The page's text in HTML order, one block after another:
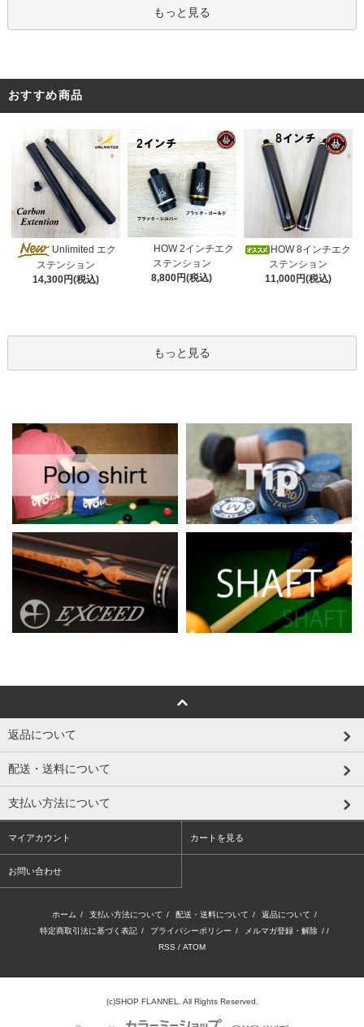
もっと見る
おすすめ商品
Unlimited エク
ステンション
14,300円(税込)
HOW 2インチエク
ステンション
8,800円(税込)
HOW 8インチエク
ステンション
11,000円(税込)
もっと見る
返品について
配送・送料について
支払い方法について
マイアカウント カートを見る
お問い合わせ
ホーム / 支払い方法について / 配送・送料について / 返品について /
特定商取引法に基づく表記 / プライバシーポリシー / メルマガ登録・解除 / /
RSS / ATOM
(c)SHOP FLANNEL. All Rights Reserved.